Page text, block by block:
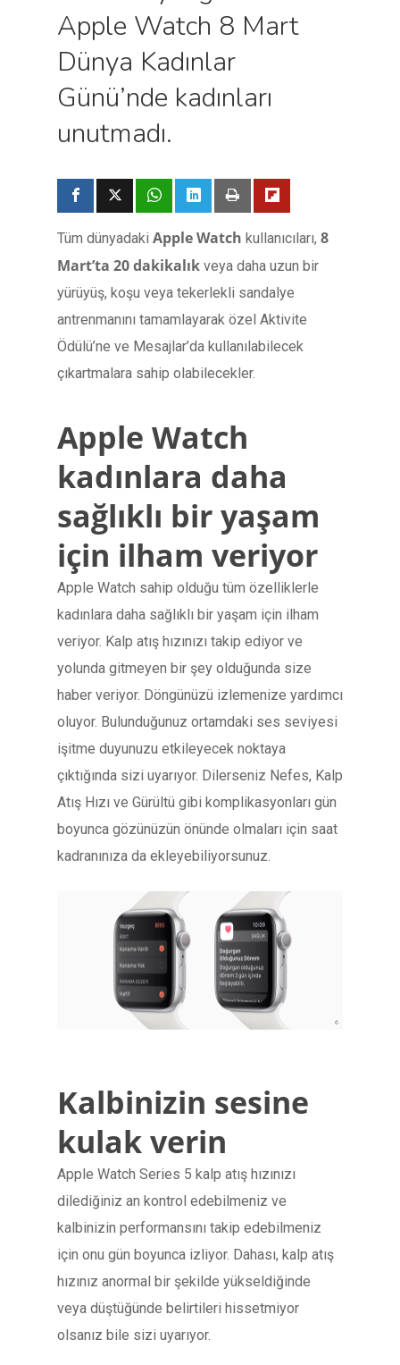
Apple Watch 8 Mart
Dünya Kadınlar
Günü’nde kadınları
unutmadı.
Tüm dünyadaki Apple Watch kullanıcıları, 8
Mart’ta 20 dakikalık veya daha uzun bir
yürüyüş, koşu veya tekerlekli sandalye
antrenmanını tamamlayarak özel Aktivite
Ödülü’ne ve Mesajlar’da kullanılabilecek
çıkartmalara sahip olabilecekler.
Apple Watch
kadınlara daha
sağlıklı bir yaşam
için ilham veriyor
Apple Watch sahip olduğu tüm özelliklerle
kadınlara daha sağlıklı bir yaşam için ilham
veriyor. Kalp atış hızınızı takip ediyor ve
yolunda gitmeyen bir şey olduğunda size
haber veriyor. Döngünüzü izlemenize yardımcı
oluyor. Bulunduğunuz ortamdaki ses seviyesi
işitme duyunuzu etkileyecek noktaya
çıktığında sizi uyarıyor. Dilerseniz Nefes, Kalp
Atış Hızı ve Gürültü gibi komplikasyonları gün
boyunca gözünüzün önünde olmaları için saat
kadranınıza da ekleyebiliyorsunuz.
Kalbinizin sesine
kulak verin
Apple Watch Series 5 kalp atış hızınızı
dilediğiniz an kontrol edebilmeniz ve
kalbinizin performansını takip edebilmeniz
için onu gün boyunca izliyor. Dahası, kalp atış
hızınız anormal bir şekilde yükseldiğinde
veya düştüğünde belirtileri hissetmiyor
olsanız bile sizi uyarıyor.